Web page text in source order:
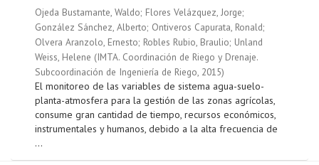
Ojeda Bustamante, Waldo; Flores Velázquez, Jorge;
González Sánchez, Alberto; Ontiveros Capurata, Ronald;
Olvera Aranzolo, Ernesto; Robles Rubio, Braulio; Unland
Weiss, Helene (IMTA. Coordinación de Riego y Drenaje.
Subcoordinación de Ingeniería de Riego, 2015)
El monitoreo de las variables de sistema agua-suelo-
planta-atmosfera para la gestión de las zonas agrícolas,
consume gran cantidad de tiempo, recursos económicos,
instrumentales y humanos, debido a la alta frecuencia de
...